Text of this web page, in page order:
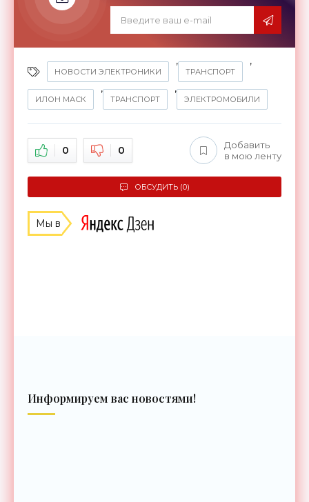
НОВОСТИ ЭЛЕКТРОНИКИ
,
ТРАНСПОРТ
,
ИЛОН МАСК
,
ТРАНСПОРТ
,
ЭЛЕКТРОМОБИЛИ
0 0
Добавить
в мою ленту
ОБСУДИТЬ (0)
Мы в
Информируем вас новостями!